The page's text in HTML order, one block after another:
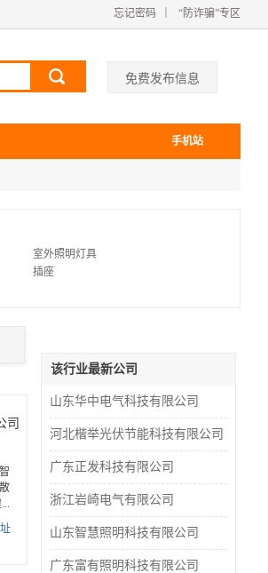
忘记密码 “防诈骗”专区
免费发布信息
手机站
室外照明灯具
插座
司
该行业最新公司
山东华中电气科技有限公司
河北楷举光伏节能科技有限公司
广东正发科技有限公司
浙江岩崎电气有限公司
山东智慧照明科技有限公司
广东富有照明科技有限公司